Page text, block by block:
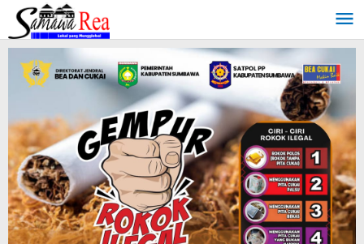
Lewati
konten